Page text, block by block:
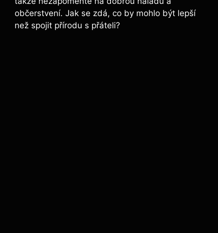
občerstvení. Jak se zdá, co ‌by mohlo být‌ lepší
než spojit přírodu s přáteli?